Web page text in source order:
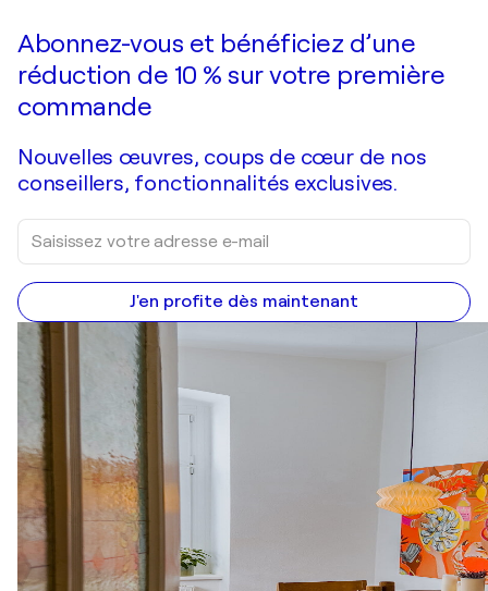
Abonnez-vous et bénéficiez d’une
réduction de 10 % sur votre première
commande
Nouvelles œuvres, coups de cœur de nos
conseillers, fonctionnalités exclusives.
J'en profite dès maintenant